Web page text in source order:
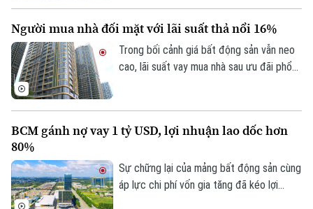
Sao
Điện ảnh
Thời trang
từng tờ bản đồ thay vì chỉnh lý từng thửa
đất như trước đây đã và đang được xem
là giải pháp tối ưu.
Người mua nhà đối mặt với lãi suất thả nổi 16%
Trong bối cảnh giá bất động sản vẫn neo
cao, lãi suất vay mua nhà sau ưu đãi phổ
BCM gánh nợ vay 1 tỷ USD, lợi nhuận lao dốc hơn
80%
Sự chững lại của mảng bất động sản cùng
áp lực chi phí vốn gia tăng đã kéo lợi